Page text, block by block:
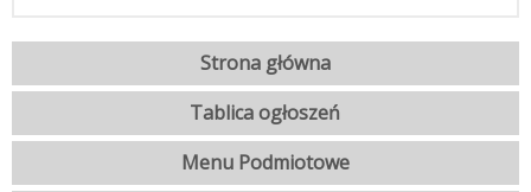
Strona główna
Tablica ogłoszeń
Menu Podmiotowe